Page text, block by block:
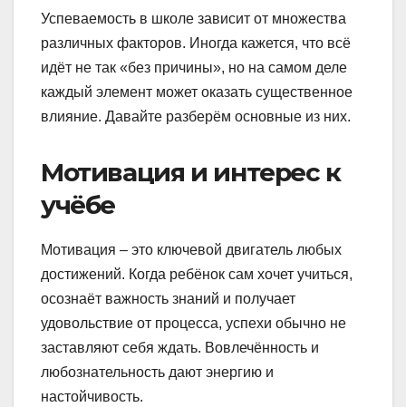
Успеваемость в школе зависит от множества
различных факторов. Иногда кажется, что всё
идёт не так «без причины», но на самом деле
каждый элемент может оказать существенное
влияние. Давайте разберём основные из них.
Мотивация и интерес к
учёбе
Мотивация – это ключевой двигатель любых
достижений. Когда ребёнок сам хочет учиться,
осознаёт важность знаний и получает
удовольствие от процесса, успехи обычно не
заставляют себя ждать. Вовлечённость и
любознательность дают энергию и
настойчивость.